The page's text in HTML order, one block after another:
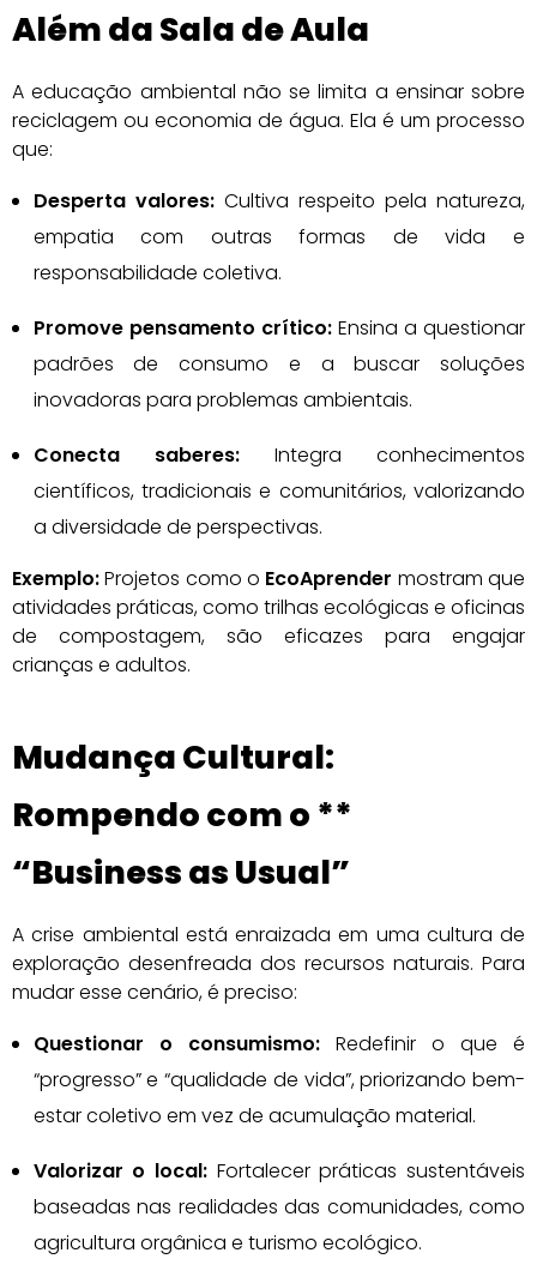
Além da Sala de Aula
A educação ambiental não se limita a ensinar sobre
reciclagem ou economia de água. Ela é um processo
que:
Desperta valores:Cultiva respeito pela natureza,
empatia com outras formas de vida e
responsabilidade coletiva.
Promove pensamento crítico:Ensina a questionar
padrões de consumo e a buscar soluções
inovadoras para problemas ambientais.
Conecta saberes:Integra conhecimentos
científicos, tradicionais e comunitários, valorizando
a diversidade de perspectivas.
Exemplo:Projetos como o EcoAprender mostram que
atividades práticas, como trilhas ecológicas e oficinas
de compostagem, são eficazes para engajar
crianças e adultos.
Mudança Cultural:
Rompendo com o **
“Business as Usual”
A crise ambiental está enraizada em uma cultura de
exploração desenfreada dos recursos naturais. Para
mudar esse cenário, é preciso:
Questionar o consumismo:Redefinir o que é
“progresso” e “qualidade de vida”, priorizando bem-
estar coletivo em vez de acumulação material.
Valorizar o local:Fortalecer práticas sustentáveis
baseadas nas realidades das comunidades, como
agricultura orgânica e turismo ecológico.